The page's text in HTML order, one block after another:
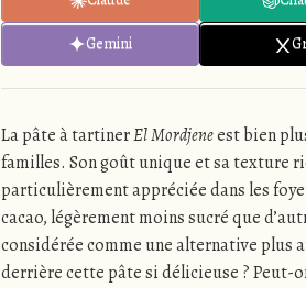
Gemini
La pâte à tartinerEl Mordjeneest bien
familles. Son goût unique et sa texture
particulièrement appréciée dans les
cacao, légèrement moins sucré que
considérée comme une alternative plus
derrière cette pâte si délicieuse ? Peut-